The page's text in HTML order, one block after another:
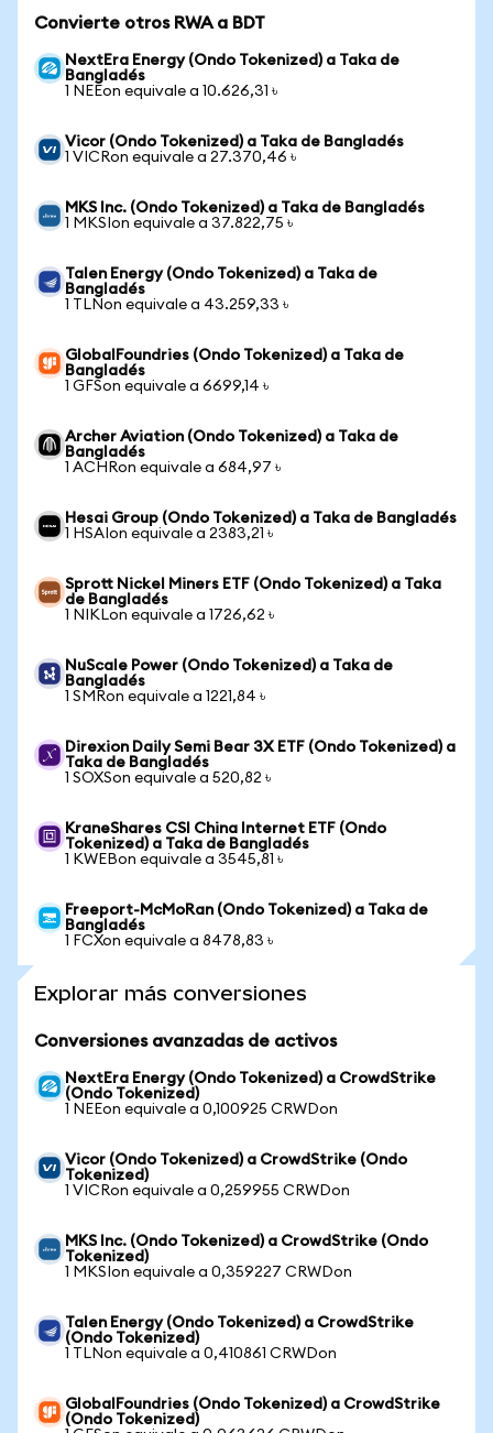
Convierte otros RWA a BDT
NextEra Energy (Ondo Tokenized) a Taka de
Bangladés
1 NEEon equivale a 10.626,31 ৳
Vicor (Ondo Tokenized) a Taka de Bangladés
1 VICRon equivale a 27.370,46 ৳
MKS Inc. (Ondo Tokenized) a Taka de Bangladés
1 MKSIon equivale a 37.822,75 ৳
Talen Energy (Ondo Tokenized) a Taka de
Bangladés
1 TLNon equivale a 43.259,33 ৳
GlobalFoundries (Ondo Tokenized) a Taka de
Bangladés
1 GFSon equivale a 6699,14 ৳
Archer Aviation (Ondo Tokenized) a Taka de
Bangladés
1 ACHRon equivale a 684,97 ৳
Hesai Group (Ondo Tokenized) a Taka de Bangladés
1 HSAIon equivale a 2383,21 ৳
Sprott Nickel Miners ETF (Ondo Tokenized) a Taka
de Bangladés
1 NIKLon equivale a 1726,62 ৳
NuScale Power (Ondo Tokenized) a Taka de
Bangladés
1 SMRon equivale a 1221,84 ৳
Direxion Daily Semi Bear 3X ETF (Ondo Tokenized) a
Taka de Bangladés
1 SOXSon equivale a 520,82 ৳
KraneShares CSI China Internet ETF (Ondo
Tokenized) a Taka de Bangladés
1 KWEBon equivale a 3545,81 ৳
Freeport-McMoRan (Ondo Tokenized) a Taka de
Bangladés
1 FCXon equivale a 8478,83 ৳
Explorar más conversiones
Conversiones avanzadas de activos
NextEra Energy (Ondo Tokenized) a CrowdStrike
(Ondo Tokenized)
1 NEEon equivale a 0,100925 CRWDon
Vicor (Ondo Tokenized) a CrowdStrike (Ondo
Tokenized)
1 VICRon equivale a 0,259955 CRWDon
MKS Inc. (Ondo Tokenized) a CrowdStrike (Ondo
Tokenized)
1 MKSIon equivale a 0,359227 CRWDon
Talen Energy (Ondo Tokenized) a CrowdStrike
(Ondo Tokenized)
1 TLNon equivale a 0,410861 CRWDon
GlobalFoundries (Ondo Tokenized) a CrowdStrike
(Ondo Tokenized)